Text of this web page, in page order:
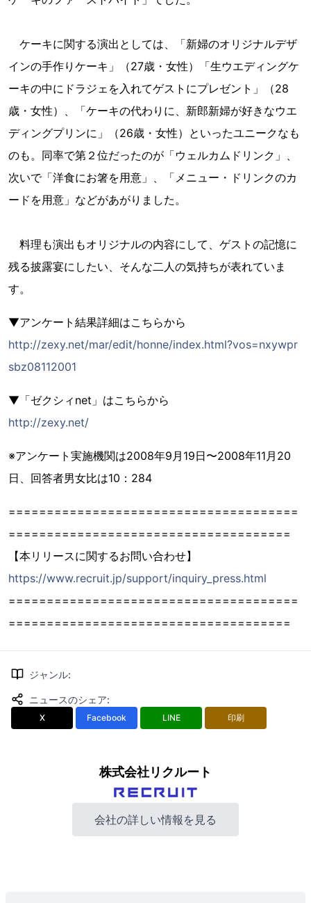
ケーキに関する演出としては、「新婦のオリジナルデザ
インの手作りケーキ」（27歳・女性）「生ウエディングケ
ーキの中にドラジェを入れてゲストにプレゼント」（28
歳・女性）、「ケーキの代わりに、新郎新婦が好きなウエ
ディングプリンに」（26歳・女性）といったユニークなも
のも。同率で第２位だったのが「ウェルカムドリンク」、
次いで「洋食にお箸を用意」、「メニュー・ドリンクのカ
ードを用意」などがあがりました。
料理も演出もオリジナルの内容にして、ゲストの記憶に
残る披露宴にしたい、そんな二人の気持ちが表れていま
す。
▼アンケート結果詳細はこちらから
http://zexy.net/mar/edit/honne/index.html?vos=nxywpr
sbz08112001
▼「ゼクシィnet」はこちらから
http://zexy.net/
※アンケート実施機関は2008年9月19日〜2008年11月20
日、回答者男女比は10：284
======================================
=====================================
【本リリースに関するお問い合わせ】
https://www.recruit.jp/support/inquiry_press.html
======================================
=====================================
ジャンル:
ニュースのシェア:
X Facebook LINE 印刷
株式会社リクルート
会社の詳しい情報を見る